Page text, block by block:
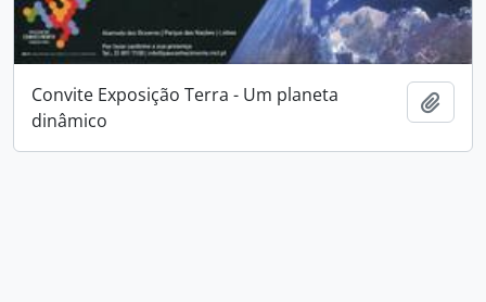
Convite Exposição Terra - Um planeta
dinâmico